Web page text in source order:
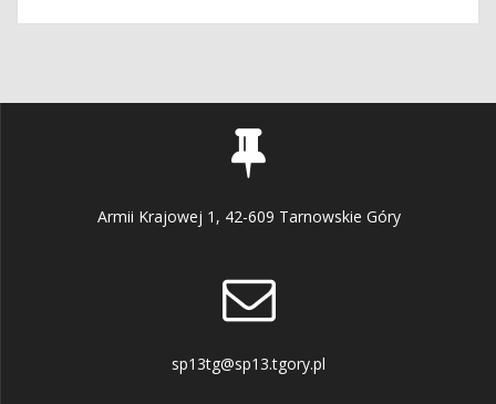
Armii Krajowej 1, 42-609 Tarnowskie Góry
sp13tg@sp13.tgory.pl